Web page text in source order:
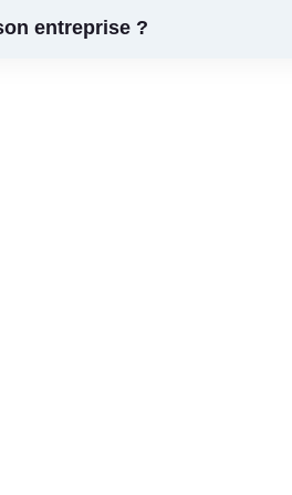
entreprise ?